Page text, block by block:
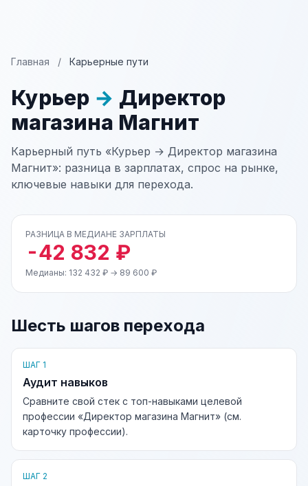
Главная / Карьерные пути
Курьер → Директор
магазина Магнит
Карьерный путь «Курьер → Директор магазина
Магнит»: разница в зарплатах, спрос на рынке,
ключевые навыки для перехода.
РАЗНИЦА В МЕДИАНЕ ЗАРПЛАТЫ
-42 832 ₽
Медианы: 132 432 ₽ → 89 600 ₽
Шесть шагов перехода
ШАГ 1
Аудит навыков
Сравните свой стек с топ-навыками целевой
профессии «Директор магазина Магнит» (см.
карточку профессии).
ШАГ 2